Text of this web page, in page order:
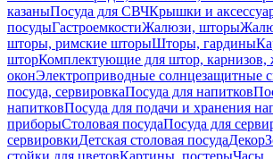
казаныПосуда для СВЧКрышки и
посудыГастроемкостиЖалюзи, шторы
шторы, римские шторыШторы, гардины
шторКомплектующие для штор, карнизов,
оконЭлектроприводные солнцезащитные
посуда, сервировкаПосуда для напитков
напитковПосуда для подачи и хранения
приборыСтоловая посудаПосуда для
сервировкиДетская столовая посудаДекор
стойки для цветовКартины, постерыЧасы